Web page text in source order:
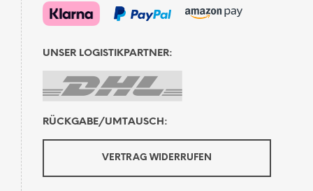
UNSER LOGISTIKPARTNER:
RÜCKGABE/UMTAUSCH:
VERTRAG WIDERRUFEN